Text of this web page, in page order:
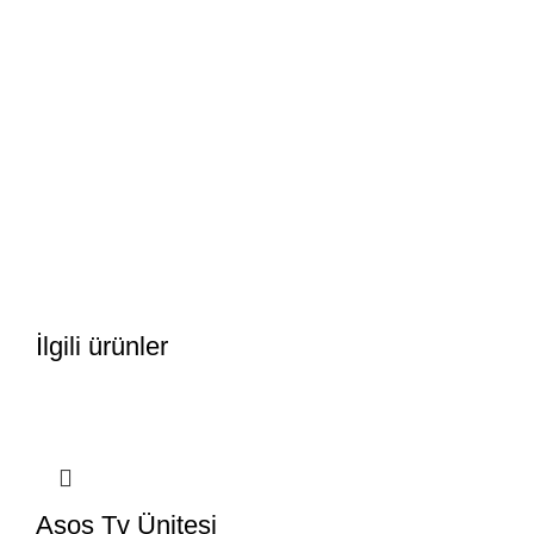
İlgili ürünler
Asos Tv Ünitesi